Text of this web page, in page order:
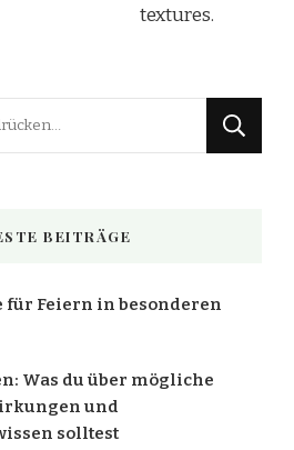
BEITRÄGE
Feiern in besonderen
Was du über mögliche
und
solltest